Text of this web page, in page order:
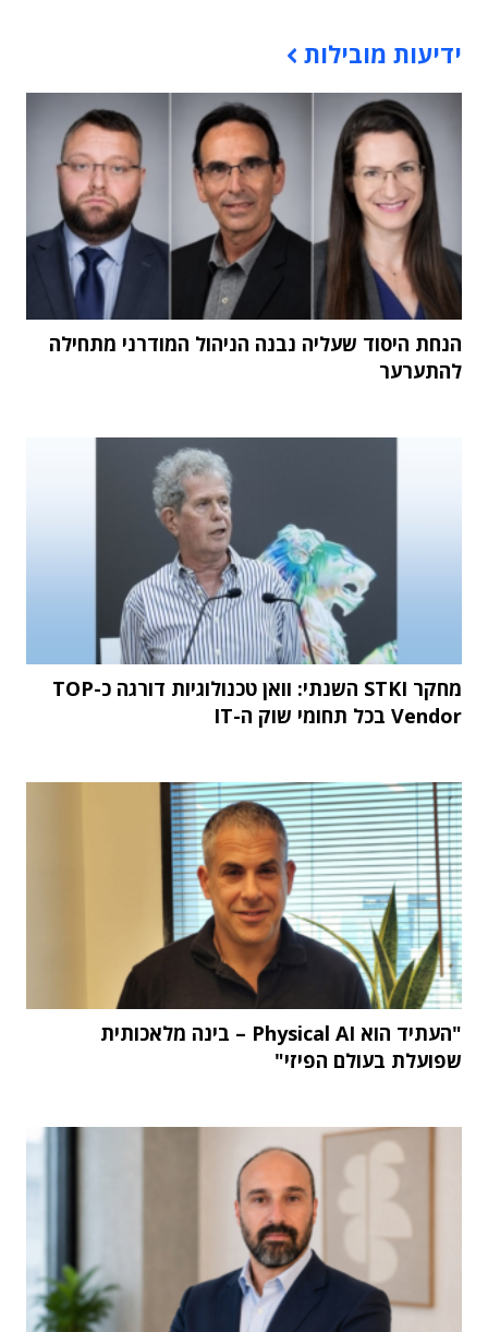
ידיעות מובילות
הנחת היסוד שעליה נבנה הניהול המודרני מתחילה
להתערער
מחקר STKI השנתי: וואן טכנולוגיות דורגה כ-TOP
Vendor בכל תחומי שוק ה-IT
"העתיד הוא Physical AI – בינה מלאכותית
שפועלת בעולם הפיזי"